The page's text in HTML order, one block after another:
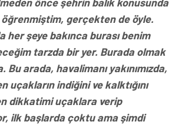
gerçekten de öyle.
her şeye bakınca burası benim
tarzda bir yer. Burada olmak
arada, havalimanı yakınımızda,
uçakların indiğini ve kalktığını
dikkatimi uçaklara verip
ilk başlarda çoktu ama şimdi